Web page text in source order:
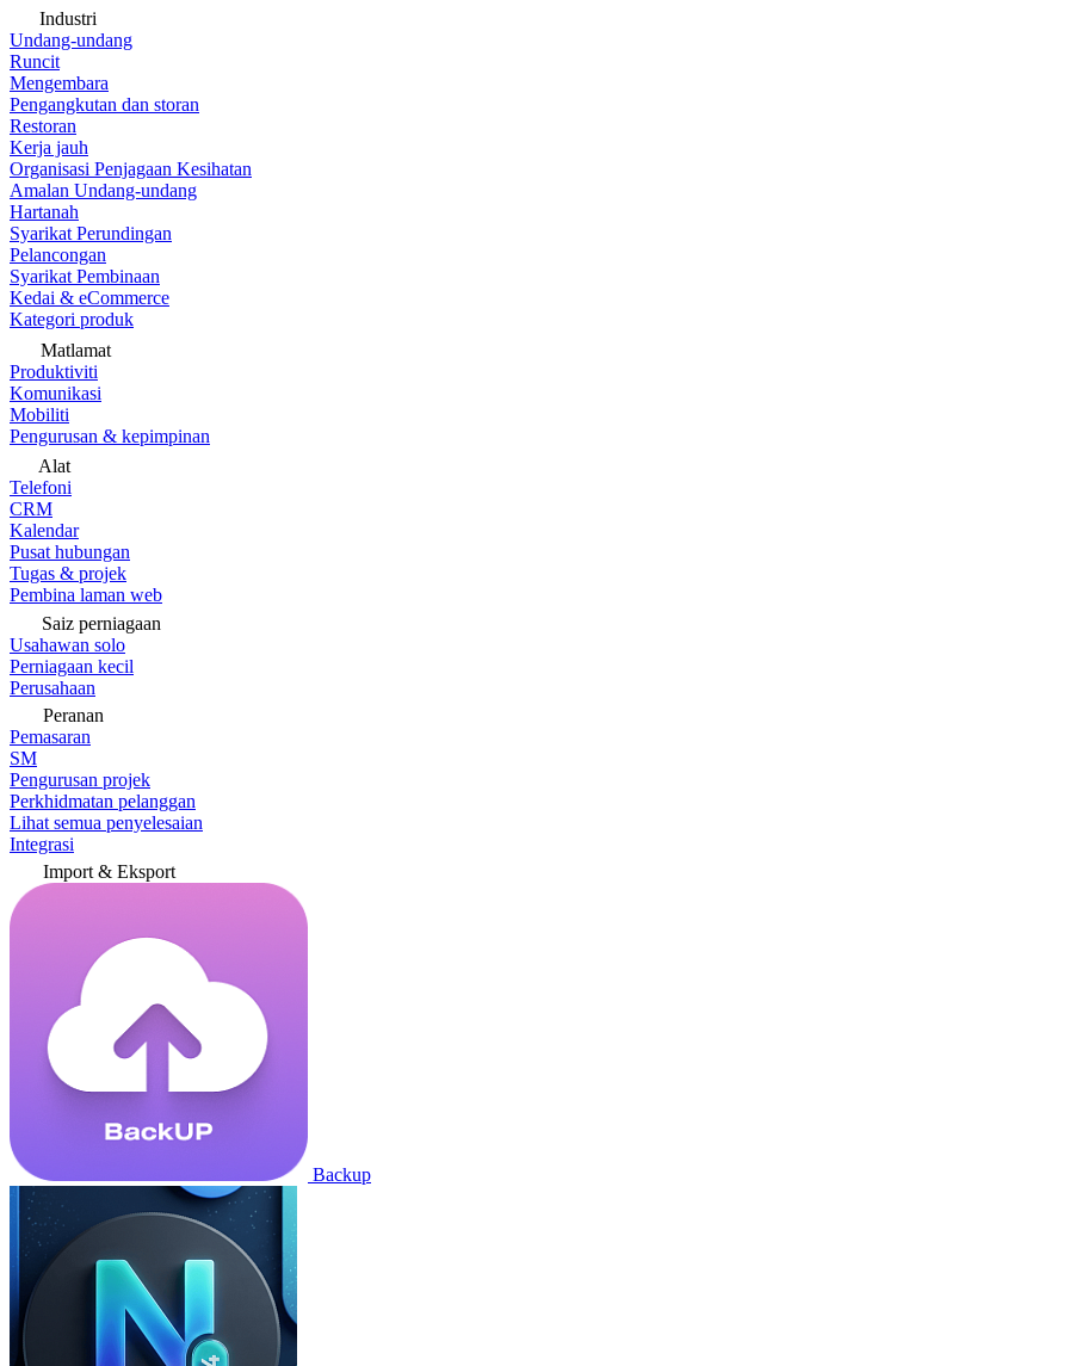
Industri
Undang-undang
Runcit
Mengembara
Pengangkutan dan storan
Restoran
Kerja jauh
Organisasi Penjagaan Kesihatan
Amalan Undang-undang
Hartanah
Syarikat Perundingan
Pelancongan
Syarikat Pembinaan
Kedai & eCommerce
Kategori produk
Matlamat
Produktiviti
Komunikasi
Mobiliti
Pengurusan & kepimpinan
Alat
Telefoni
CRM
Kalendar
Pusat hubungan
Tugas & projek
Pembina laman web
Saiz perniagaan
Usahawan solo
Perniagaan kecil
Perusahaan
Peranan
Pemasaran
SM
Pengurusan projek
Perkhidmatan pelanggan
Lihat semua penyelesaian
Integrasi
Import & Eksport
Backup